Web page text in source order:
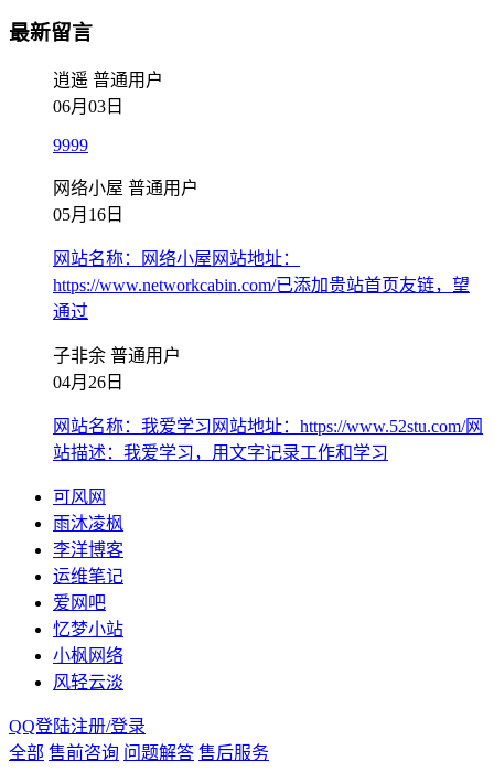
最新留言
逍遥 普通用户
06月03日
9999
网络小屋 普通用户
05月16日
网站名称：网络小屋网站地址：
https://www.networkcabin.com/已添加贵站首页友链，望
通过
子非余 普通用户
04月26日
网站名称：我爱学习网站地址：https://www.52stu.com/网
站描述：我爱学习，用文字记录工作和学习
可风网
雨沐凌枫
李洋博客
运维笔记
爱网吧
忆梦小站
小枫网络
风轻云淡
QQ登陆注册/登录
全部 售前咨询 问题解答 售后服务